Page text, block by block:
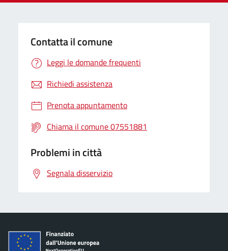
Contatta il comune
Leggi le domande frequenti
Richiedi assistenza
Prenota appuntamento
Chiama il comune 07551881
Problemi in città
Segnala disservizio